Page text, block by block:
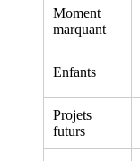
Moment
marquant
Enfants
Projets
futurs